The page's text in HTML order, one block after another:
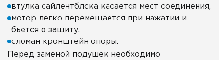
втулка сайлентблока касается мест соединения,
мотор легко перемещается при нажатии и
бьется о защиту,
сломан кронштейн опоры.
Перед заменой подушек необходимо